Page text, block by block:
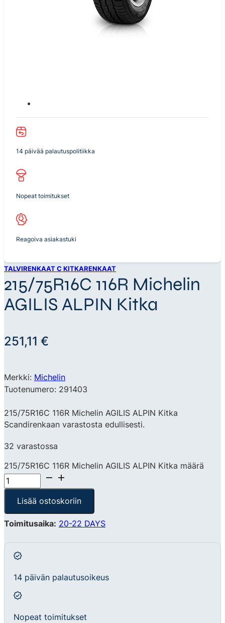
14 päivää palautuspolitiikka
Nopeat toimitukset
Reagoiva asiakastuki
TALVIRENKAAT C KITKARENKAAT
215/75R16C 116R Michelin
AGILIS ALPIN Kitka
251,11 €
Merkki: Michelin
Tuotenumero: 291403
215/75R16C 116R Michelin AGILIS ALPIN Kitka
Scandirenkaan varastosta edullisesti.
32 varastossa
215/75R16C 116R Michelin AGILIS ALPIN Kitka määrä
Lisää ostoskoriin
Toimitusaika: 20-22 DAYS
14 päivän palautusoikeus
Nopeat toimitukset